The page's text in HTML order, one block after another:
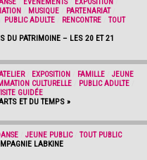
MUSIQUE PARTENARIAT/
PUBLIC ADULTE RENCONTRE
TOUT
DU PATRIMOINE – LES 20 ET 21
/ EXPOSITION FAMILLE
JEUNE
CULTURELLE PUBLIC ADULTE
GUIDÉE
ET DU TEMPS »
JEUNE PUBLIC/ TOUT PUBLIC
LABKINE